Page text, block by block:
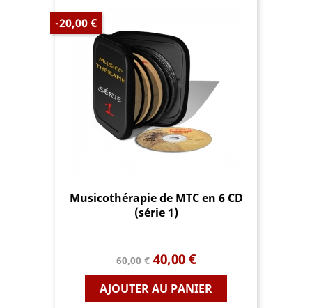
Musicothérapie de MTC en 6 CD
(série 1)
Prix
de
base
60,00 €
-20,00 €
Prix
40,00 €
AJOUTER AU PANIER